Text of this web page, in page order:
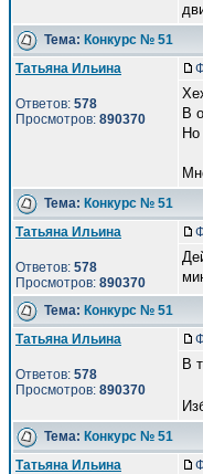
Тема: Конкурс № 51
Татьяна Ильина
Ответов: 578
Просмотров: 890370
В
Но
Тема: Конкурс № 51
Татьяна Ильина
Ответов: 578
Просмотров: 890370
Тема: Конкурс № 51
Татьяна Ильина
Ответов: 578
Просмотров: 890370
В
Тема: Конкурс № 51
Татьяна Ильина